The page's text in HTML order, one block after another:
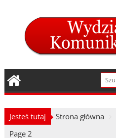
Jesteś tutaj Strona główna
Page 2